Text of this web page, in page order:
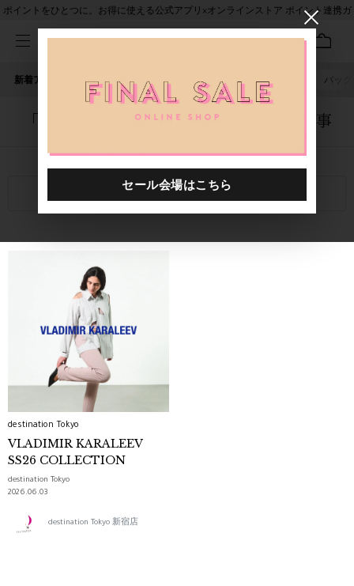
ポイントをひとつに。お得に使える公式アプリ×オンラインストア ポイント連携ガ
新着アイテム 人気ワード セール 40th限定 バッグ
「1058901.2610012.0002」に関する記事
関連キーワード
destination Tokyo
VLADIMIR KARALEEV
SS26 COLLECTION
destination Tokyo
2026.06.03
destination Tokyo 新宿店